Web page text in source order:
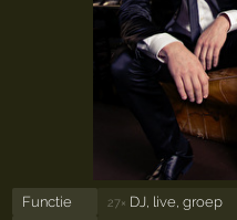
Functie 27× DJ, live, groep